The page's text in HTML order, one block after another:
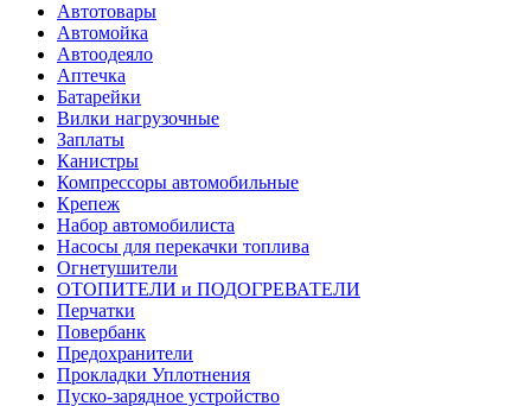
Автотовары
Автомойка
Автоодеяло
Аптечка
Батарейки
Вилки нагрузочные
Заплаты
Канистры
Компрессоры автомобильные
Крепеж
Набор автомобилиста
Насосы для перекачки топлива
Огнетушители
ОТОПИТЕЛИ и ПОДОГРЕВАТЕЛИ
Перчатки
Повербанк
Предохранители
Прокладки Уплотнения
Пуско-зарядное устройство